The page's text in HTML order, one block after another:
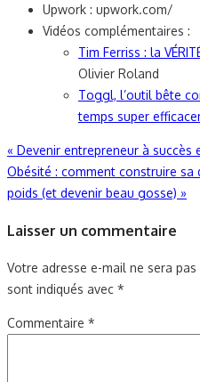
Upwork : upwork.com/
Vidéos complémentaires :
Tim Ferriss : la
Olivier Roland
Toggl, l’outil bête
temps super
Navigation
de
« Devenir entrepreneur à succès
Obésité : comment construire sa
poids (et devenir beau gosse) »
Laisser un commentaire
Votre adresse e-mail ne sera pas
sont indiqués avec *
Commentaire *